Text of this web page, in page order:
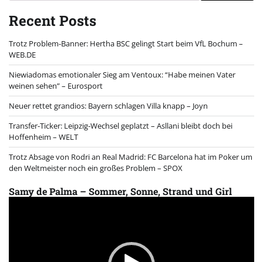
Recent Posts
Trotz Problem-Banner: Hertha BSC gelingt Start beim VfL Bochum –
WEB.DE
Niewiadomas emotionaler Sieg am Ventoux: “Habe meinen Vater
weinen sehen” – Eurosport
Neuer rettet grandios: Bayern schlagen Villa knapp – Joyn
Transfer-Ticker: Leipzig-Wechsel geplatzt – Asllani bleibt doch bei
Hoffenheim – WELT
Trotz Absage von Rodri an Real Madrid: FC Barcelona hat im Poker um
den Weltmeister noch ein großes Problem – SPOX
Samy de Palma – Sommer, Sonne, Strand und Girl